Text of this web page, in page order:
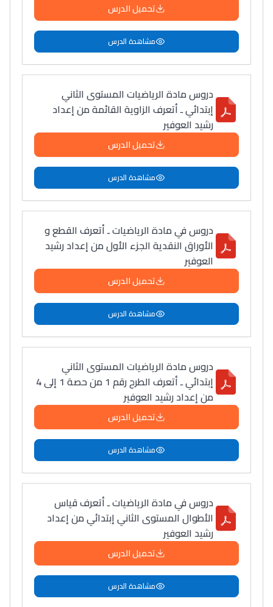
تحميل الدرس
مشاهدة الدرس
دروس مادة الرياضيات المستوى الثاني
إبتدائي ـ أتعرف الزاوية القائمة من إعداد
رشيد العوفير
تحميل الدرس
مشاهدة الدرس
دروس في مادة الرياضيات ـ أتعرف القطع و
الأوراق النقدية الجزء الأول من إعداد رشيد
العوفير
تحميل الدرس
مشاهدة الدرس
دروس مادة الرياضيات المستوى الثاني
إبتدائي ـ أتعرف الطرح رقم 1 من حصة 1 إلى 4
من إعداد رشيد العوفير
تحميل الدرس
مشاهدة الدرس
دروس في مادة الرياضيات ـ أتعرف قياس
الأطوال المستوى الثاني إبتدائي من إعداد
رشيد العوفير
تحميل الدرس
مشاهدة الدرس